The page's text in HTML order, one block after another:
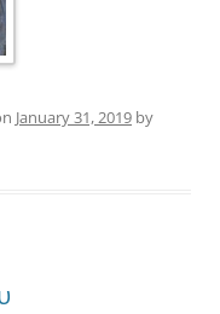
January 31, 2019 by